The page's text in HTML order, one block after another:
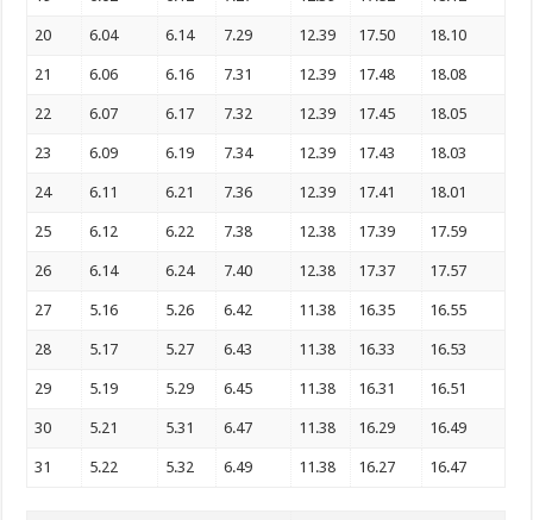
20 6.04 6.14 7.29 12.39 17.50 18.10
21 6.06 6.16 7.31 12.39 17.48 18.08
22 6.07 6.17 7.32 12.39 17.45 18.05
23 6.09 6.19 7.34 12.39 17.43 18.03
24 6.11 6.21 7.36 12.39 17.41 18.01
25 6.12 6.22 7.38 12.38 17.39 17.59
26 6.14 6.24 7.40 12.38 17.37 17.57
27 5.16 5.26 6.42 11.38 16.35 16.55
28 5.17 5.27 6.43 11.38 16.33 16.53
29 5.19 5.29 6.45 11.38 16.31 16.51
30 5.21 5.31 6.47 11.38 16.29 16.49
31 5.22 5.32 6.49 11.38 16.27 16.47